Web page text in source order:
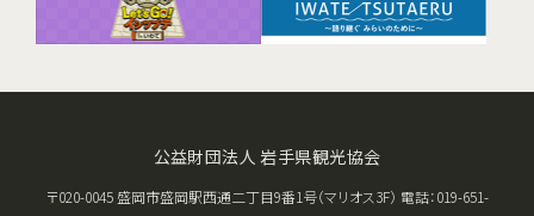
公益財団法人 岩手県観光協会
〒020-0045 盛岡市盛岡駅西通二丁目9番1号（マリオス3F） 電話：019-651-